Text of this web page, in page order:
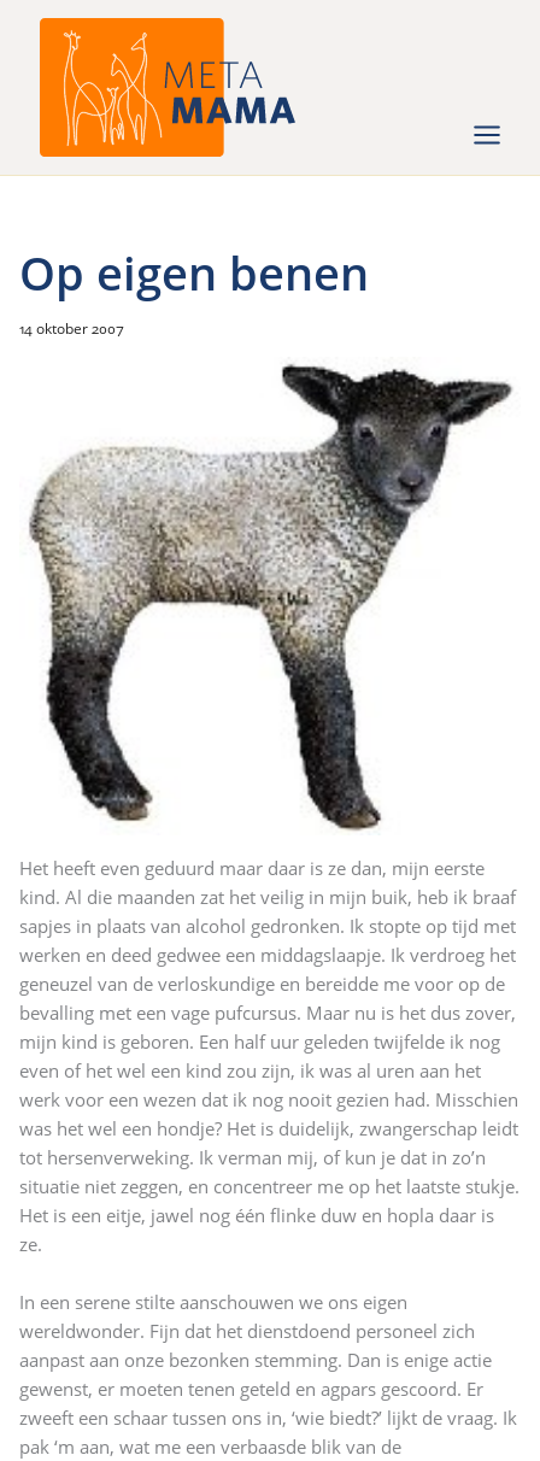
Op eigen benen
14 oktober 2007
Het heeft even geduurd maar daar is ze dan, mijn eerste
kind. Al die maanden zat het veilig in mijn buik, heb ik braaf
sapjes in plaats van alcohol gedronken. Ik stopte op tijd met
werken en deed gedwee een middagslaapje. Ik verdroeg het
geneuzel van de verloskundige en bereidde me voor op de
bevalling met een vage pufcursus. Maar nu is het dus zover,
mijn kind is geboren. Een half uur geleden twijfelde ik nog
even of het wel een kind zou zijn, ik was al uren aan het
werk voor een wezen dat ik nog nooit gezien had. Misschien
was het wel een hondje? Het is duidelijk, zwangerschap leidt
tot hersenverweking. Ik verman mij, of kun je dat in zo’n
situatie niet zeggen, en concentreer me op het laatste stukje.
Het is een eitje, jawel nog één flinke duw en hopla daar is
ze.
In een serene stilte aanschouwen we ons eigen
wereldwonder. Fijn dat het dienstdoend personeel zich
aanpast aan onze bezonken stemming. Dan is enige actie
gewenst, er moeten tenen geteld en agpars gescoord. Er
zweeft een schaar tussen ons in, ‘wie biedt?’ lijkt de vraag. Ik
pak ‘m aan, wat me een verbaasde blik van de